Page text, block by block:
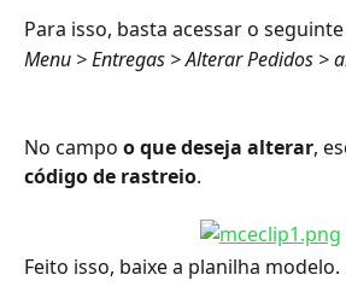
Para isso, basta acessar o
Menu > Entregas > Alterar Pedidos >
No campo o que deseja alterar,
código de rastreio.
Feito isso, baixe a planilha modelo.